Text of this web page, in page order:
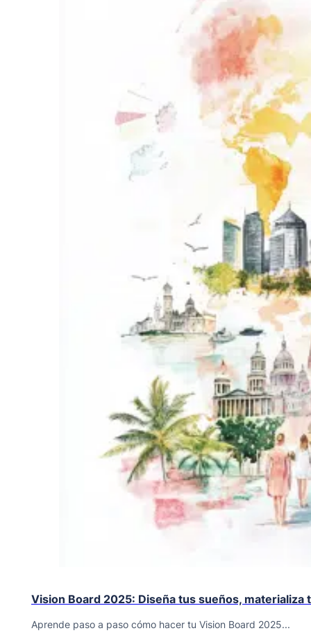
Vision Board 2025: Diseña tus sueños, materializa
Aprende paso a paso cómo hacer tu Vision Board 2025...